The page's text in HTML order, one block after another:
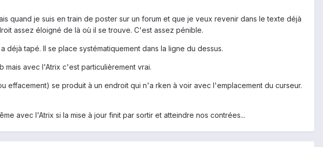
quand je suis en train de poster sur un forum et que je veux revenir dans le texte déjà
assez éloigné de là où il se trouve. C'est assez pénible.
tapé. Il se place systématiquement dans la ligne du dessus.
mais avec l'Atrix c'est particulièrement vrai.
effacement) se produit à un endroit qui n'a rken à voir avec l'emplacement du curseur.
avec l'Atrix si la mise à jour finit par sortir et atteindre nos contrées...